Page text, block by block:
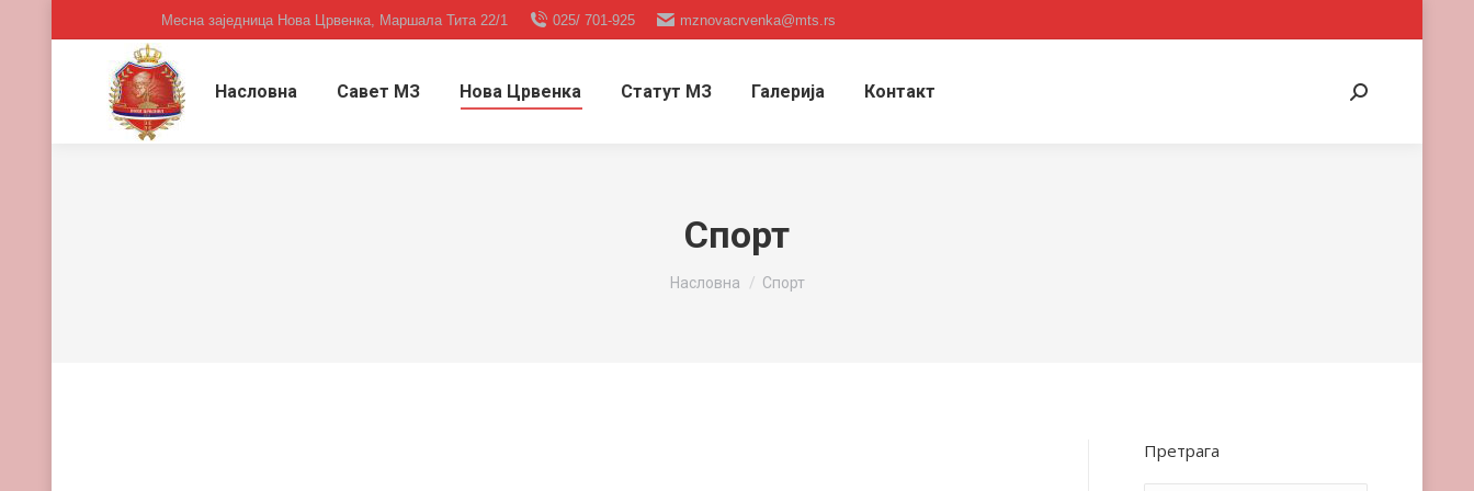
Месна заједница Нова Црвенка, Маршала Тита 22/1 025/ 701-925 mznovacrvenka@mts.rs
Насловна Савет МЗ Нова Црвенка Статут МЗ Галерија Контакт Search:
Спорт
You are here:
Насловна Спорт
Претрага